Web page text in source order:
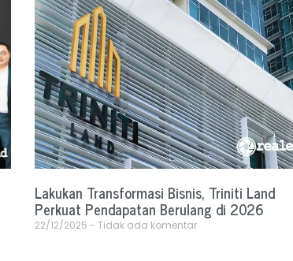
Lakukan Transformasi Bisnis, Triniti Land
Perkuat Pendapatan Berulang di 2026
22/12/2025 Tidak ada komentar